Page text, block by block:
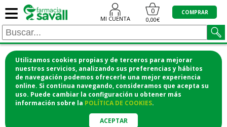
Utilizamos cookies propias y de terceros para mejorar
nuestros servicios, analizando sus preferencias y hábitos
de navegación podemos ofrecerle una mejor experiencia
online. Si continua navegando, consideramos que acepta su
uso. Puede cambiar la configuración u obtener más
información sobre la POLÍTICA DE COOKIES.
ACEPTAR
≡ MI CUENTA
0
0,00€
COMPRAR
¡COMPRA CÓMODAMENTE
DESDE CASA Y RECOGE EN LA
FARMACIA!o si lo prefieres te lo mandamos
a casa